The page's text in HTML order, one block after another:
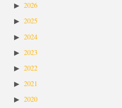
2026
2025
2024
2023
2022
2021
2020